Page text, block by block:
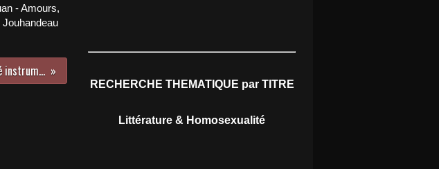
- Amours,
Jouhandeau
« Depuis 1945, la mémoire des déportés a été instrumentalisée »
RECHERCHE THEMATIQUE par TITRE
Littérature & Homosexualité